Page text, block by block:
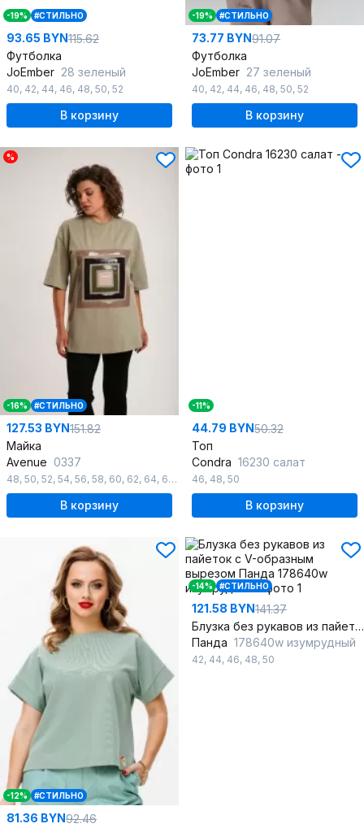
-19% #СТИЛЬНО
93.65 BYN115.62
Футболка
JoEmber 28 зеленый
40, 42, 44, 46, 48, 50, 52
В корзину
-19% #СТИЛЬНО
73.77 BYN91.07
Футболка
JoEmber 27 зеленый
40, 42, 44, 46, 48, 50, 52
В корзину
%
-16% #СТИЛЬНО
127.53 BYN151.82
Майка
Avenue 0337
48, 50, 52, 54, 56, 58, 60, 62, 64, 66 , ,70 ,72
В корзину
-11%
44.79 BYN50.32
Топ
Condra 16230 салат
46, 48, 50
В корзину
-12% #СТИЛЬНО
81.36 BYN92.46
-14% #СТИЛЬНО
121.58 BYN141.37
Блузка без рукавов из пайеток с V-образным вырезом
Панда 178640w изумрудный
42, 44, 46, 48, 50